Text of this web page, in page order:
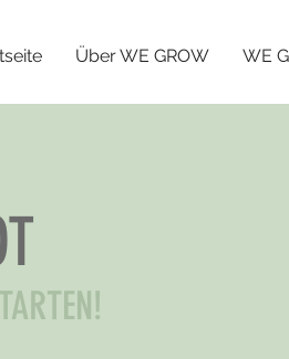
Über WE GROW WE